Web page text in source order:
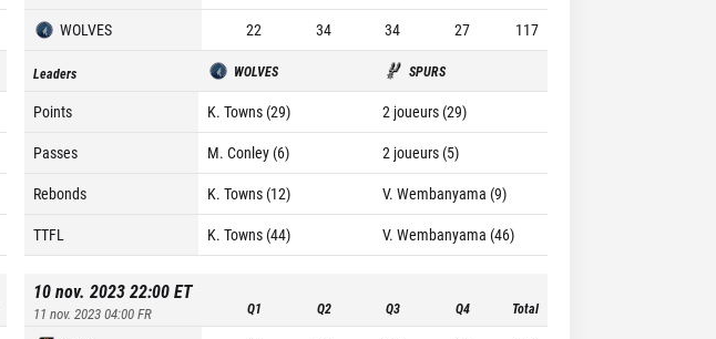
WOLVES
22 34 34 27 117
Leaders WOLVES SPURS
Points K. Towns (29)
2 joueurs (29)
Passes
M. Conley (6)
2 joueurs (5)
Rebonds
K. Towns (12)
V. Wembanyama (9)
TTFL
K. Towns (44) V. Wembanyama (46)
10 nov. 2023 22:00ET
11 nov. 2023 04:00FR Q1 Q2 Q3 Q4 Total